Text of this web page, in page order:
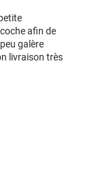
afin de
galère
livraison très